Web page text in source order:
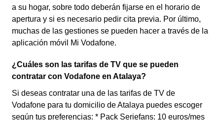
a su hogar, sobre todo deberán fijarse en el horario de
apertura y si es necesario pedir cita previa. Por último,
muchas de las gestiones se pueden hacer a través de la
aplicación móvil Mi Vodafone.
¿Cuáles son las tarifas de TV que se pueden
contratar con Vodafone en Atalaya?
Si deseas contratar una de las tarifas de TV de
Vodafone para tu domicilio de Atalaya puedes escoger
según tus preferencias: * Pack Seriefans: 10 euros/mes